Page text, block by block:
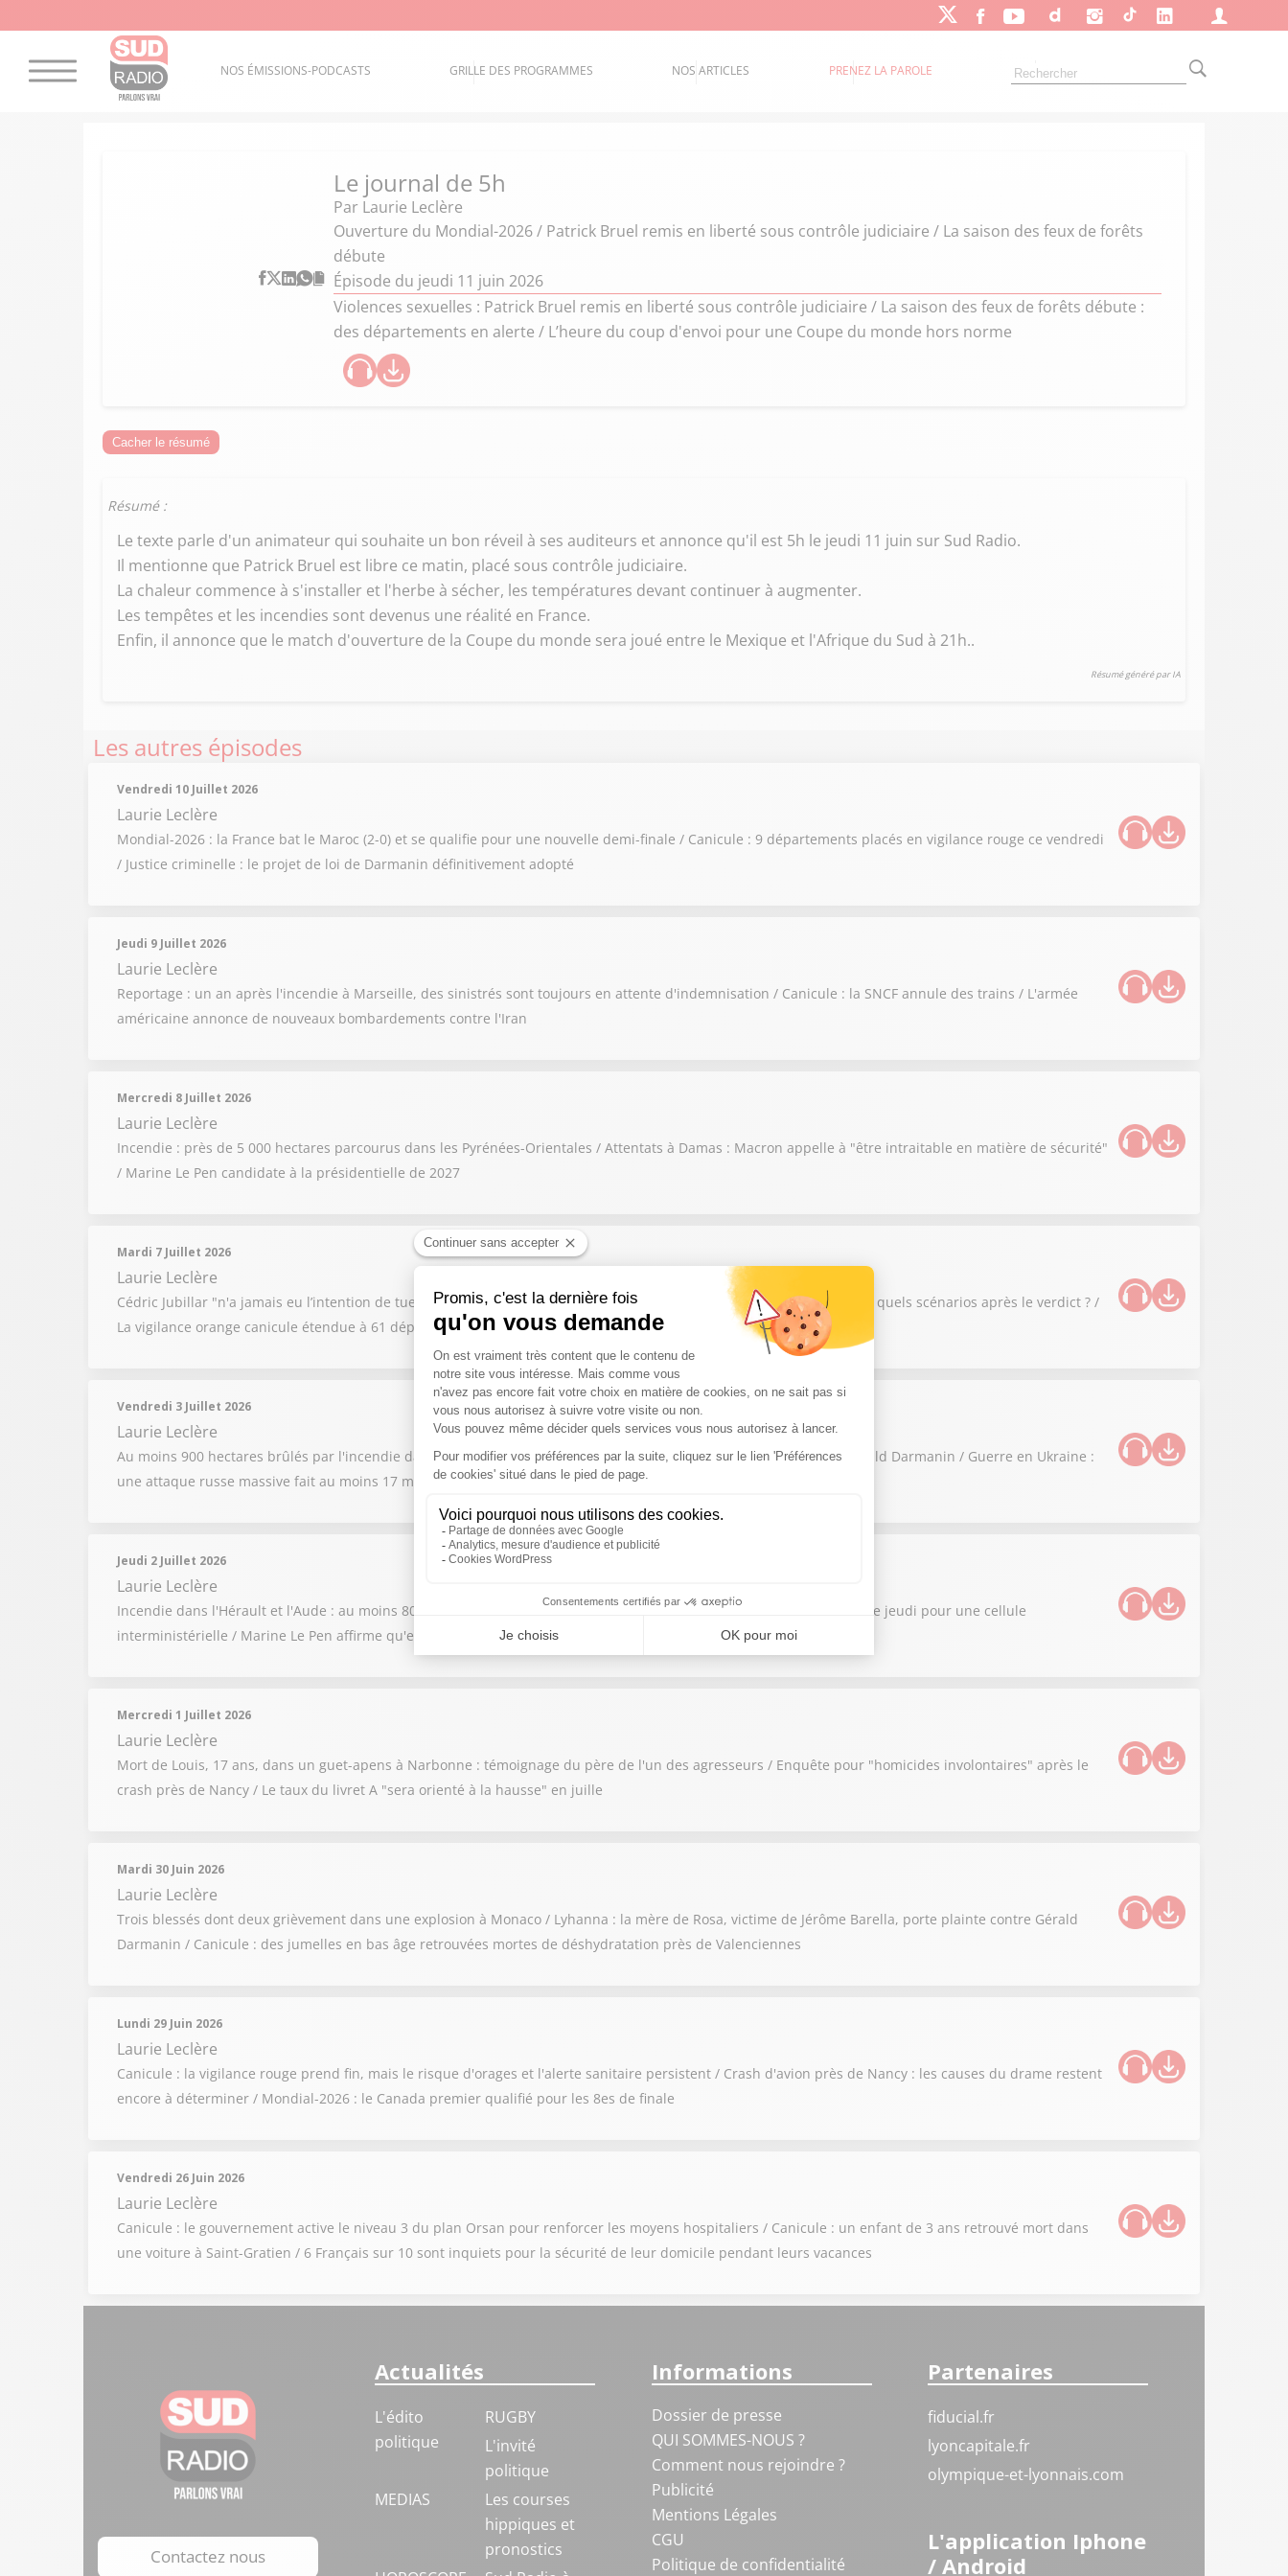
NOS ÉMISSIONS-PODCASTS GRILLE DES PROGRAMMES NOS ARTICLES PRENEZ LA PAROLE
Le journal de 5h
Par Laurie Leclère
Ouverture du Mondial-2026 / Patrick Bruel remis en liberté sous contrôle judiciaire / La saison des feux de forêts
débute
Épisode du jeudi 11 juin 2026
Violences sexuelles : Patrick Bruel remis en liberté sous contrôle judiciaire / La saison des feux de forêts débute :
des départements en alerte / L’heure du coup d'envoi pour une Coupe du monde hors norme
Cacher le résumé
Résumé :
Le texte parle d'un animateur qui souhaite un bon réveil à ses auditeurs et annonce qu'il est 5h le jeudi 11 juin sur Sud Radio.
Il mentionne que Patrick Bruel est libre ce matin, placé sous contrôle judiciaire.
La chaleur commence à s'installer et l'herbe à sécher, les températures devant continuer à augmenter.
Les tempêtes et les incendies sont devenus une réalité en France.
Enfin, il annonce que le match d'ouverture de la Coupe du monde sera joué entre le Mexique et l'Afrique du Sud à 21h..
Résumé généré par IA
Les autres épisodes
Vendredi 10 Juillet 2026
Laurie Leclère
Mondial-2026 : la France bat le Maroc (2-0) et se qualifie pour une nouvelle demi-finale / Canicule : 9 départements placés en vigilance rouge ce vendredi
/ Justice criminelle : le projet de loi de Darmanin définitivement adopté
Jeudi 9 Juillet 2026
Laurie Leclère
Reportage : un an après l'incendie à Marseille, des sinistrés sont toujours en attente d'indemnisation / Canicule : la SNCF annule des trains / L'armée
américaine annonce de nouveaux bombardements contre l'Iran
Mercredi 8 Juillet 2026
Laurie Leclère
Incendie : près de 5 000 hectares parcourus dans les Pyrénées-Orientales / Attentats à Damas : Macron appelle à "être intraitable en matière de sécurité"
/ Marine Le Pen candidate à la présidentielle de 2027
Mardi 7 Juillet 2026
Laurie Leclère
Cédric Jubillar "n'a jamais eu l’intention de tuer son épouse", martèle son avocat / Procès en appel de Marine Le Pen : quels scénarios après le verdict ? /
La vigilance orange canicule étendue à 61 départements ce mardi
Vendredi 3 Juillet 2026
Laurie Leclère
Au moins 900 hectares brûlés par l'incendie dans l'Aude / Affaire Lyhanna : la mère de Rosa porte plainte contre Gérald Darmanin / Guerre en Ukraine :
une attaque russe massive fait au moins 17 morts à Kiev
Jeudi 2 Juillet 2026
Laurie Leclère
Incendie dans l'Hérault et l'Aude : au moins 800 hectares parcourus / Canicule et feux de forêt : Lecornu à Marseille ce jeudi pour une cellule
interministérielle / Marine Le Pen affirme qu'elle ne ferait pas campagne avec un bracelet électronique
Mercredi 1 Juillet 2026
Laurie Leclère
Mort de Louis, 17 ans, dans un guet-apens à Narbonne : témoignage du père de l'un des agresseurs / Enquête pour "homicides involontaires" après le
crash près de Nancy / Le taux du livret A "sera orienté à la hausse" en juille
Mardi 30 Juin 2026
Laurie Leclère
Trois blessés dont deux grièvement dans une explosion à Monaco / Lyhanna : la mère de Rosa, victime de Jérôme Barella, porte plainte contre Gérald
Darmanin / Canicule : des jumelles en bas âge retrouvées mortes de déshydratation près de Valenciennes
Lundi 29 Juin 2026
Laurie Leclère
Canicule : la vigilance rouge prend fin, mais le risque d'orages et l'alerte sanitaire persistent / Crash d'avion près de Nancy : les causes du drame restent
encore à déterminer / Mondial-2026 : le Canada premier qualifié pour les 8es de finale
Vendredi 26 Juin 2026
Laurie Leclère
Canicule : le gouvernement active le niveau 3 du plan Orsan pour renforcer les moyens hospitaliers / Canicule : un enfant de 3 ans retrouvé mort dans
une voiture à Saint-Gratien / 6 Français sur 10 sont inquiets pour la sécurité de leur domicile pendant leurs vacances
Contactez nous
Actualités
L'édito
politique
RUGBY
L'invité
politique
MEDIAS
Les courses
hippiques et
pronostics
Informations
Dossier de presse
QUI SOMMES-NOUS ?
Comment nous rejoindre ?
Publicité
Mentions Légales
CGU
Politique de confidentialité
Partenaires
fiducial.fr
lyoncapitale.fr
olympique-et-lyonnais.com
L'application Iphone
/ Android